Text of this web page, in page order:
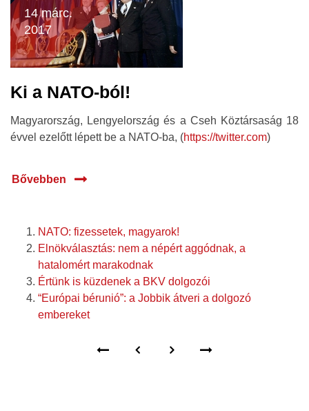
14 márc.
2017
Ki a NATO-ból!
Magyarország, Lengyelország és a Cseh Köztársaság 18
évvel ezelőtt lépett be a NATO-ba, (https://twitter.com)
Bővebben
NATO: fizessetek, magyarok!
Elnökválasztás: nem a népért aggódnak, a
hatalomért marakodnak
Értünk is küzdenek a BKV dolgozói
“Európai bérunió”: a Jobbik átveri a dolgozó
embereket